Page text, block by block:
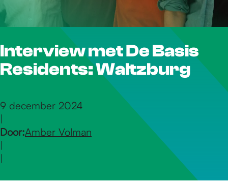
r
d
e
Interview met De Basis
Residents: Waltzburg
9 december 2024
|
Door:Amber Volman
|
|